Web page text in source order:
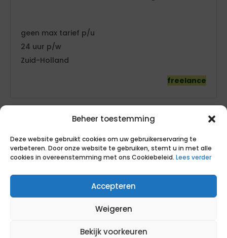
Beheer toestemming
Deze website gebruikt cookies om uw gebruikerservaring te
verbeteren. Door onze website te gebruiken, stemt u in met alle
cookies in overeenstemming met ons Cookiebeleid. Lees verder
Accepteren
Weigeren
Bekijk voorkeuren
geen
tarief
24
Zuid-Holland
freelance
Informatiemanager
Gemeente Montferland
tarief